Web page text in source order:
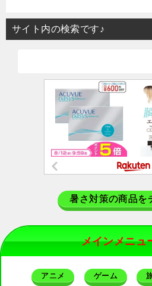
サイト内の検索です♪
暑さ対策の商品を
メインメニュ
アニメ ゲーム